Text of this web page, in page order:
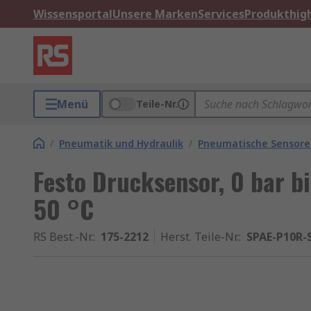
WissensportalUnsere MarkenServices
Menü Teile-Nr.
/ Pneumatik und Hydraulik / Pneumatische
Festo Drucksensor, 0 bar
50 °C
RS Best.-Nr.: 175-2212 Herst. Teile-Nr.: SPAE-